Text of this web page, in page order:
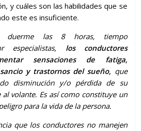
y cuáles son las habilidades que se
este es insuficiente.
duerme las 8 horas, tiempo
especialistas, los conductores
sensaciones de
fatiga,
y trastornos del sueño, que
disminución y/o pérdida de su
volante. Es así como constituye un
para la vida de la persona.
que los conductores no manejen